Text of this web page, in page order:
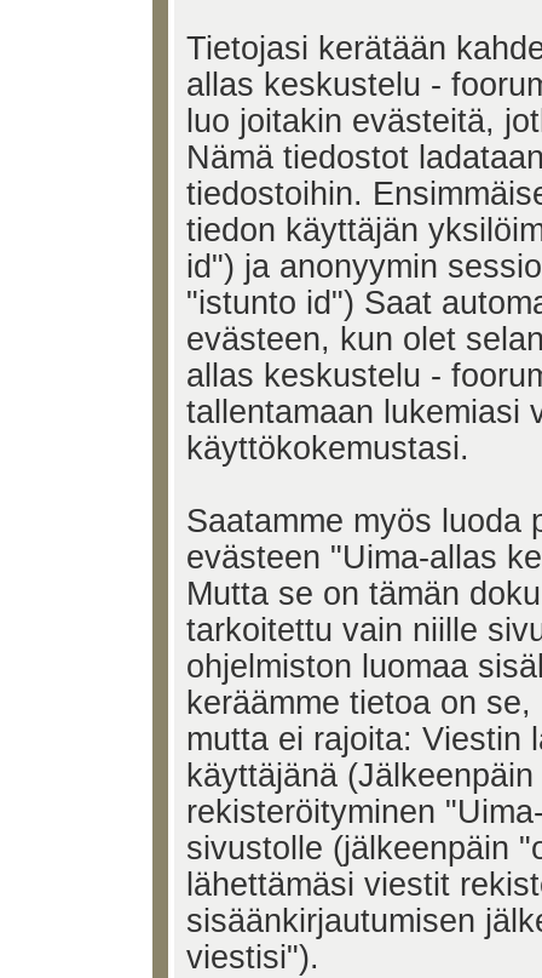
Tietojasi kerätään
allas keskustelu -
luo joitakin evästeitä,
Nämä tiedostot
tiedostoihin.
tiedon käyttäjän
id") ja anonyymin
"istunto id") Saat
evästeen, kun olet
allas keskustelu -
tallentamaan lukemiasi
käyttökokemustasi.
Saatamme myös luoda
evästeen "Uima-allas
Mutta se on tämän
tarkoitettu vain niille
ohjelmiston luomaa
keräämme tietoa on
mutta ei rajoita: Viestin
käyttäjänä
rekisteröityminen
sivustolle (jälkeenpäin
lähettämäsi viestit
sisäänkirjautumisen
viestisi").